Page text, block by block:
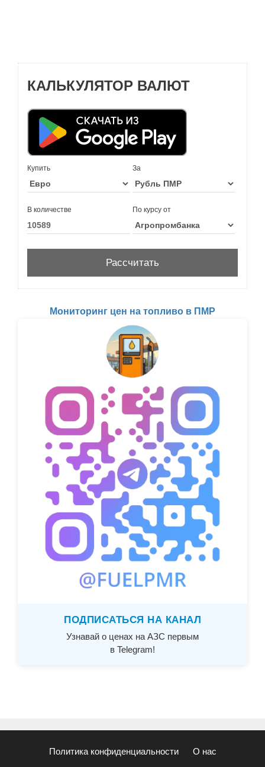
КАЛЬКУЛЯТОР ВАЛЮТ
Купить За
В количестве По курсу от
Мониторинг цен на топливо в ПМР
ПОДПИСАТЬСЯ НА КАНАЛ
Узнавай о ценах на АЗС первым
в Telegram!
Политика конфиденциальности О нас